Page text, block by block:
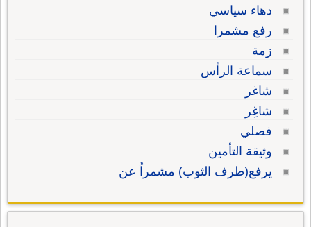
دهاء سياسي
رفع مشمرا
زمة
سماعة الرأس
شاغر
شاغِر
فصلي
وثيقة التأمين
يرفع(طرف الثوب) مشمراُ عن